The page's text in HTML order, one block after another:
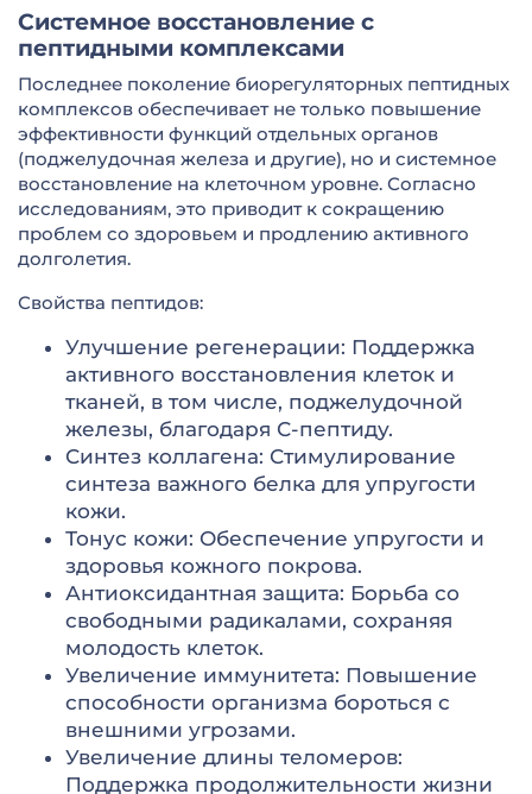
Системное восстановление с
пептидными комплексами
Последнее поколение биорегуляторных пептидных
комплексов обеспечивает не только повышение
эффективности функций отдельных органов
(поджелудочная железа и другие), но и системное
восстановление на клеточном уровне. Согласно
исследованиям, это приводит к сокращению
проблем со здоровьем и продлению активного
долголетия.
Свойства пептидов:
Улучшение регенерации: Поддержка
активного восстановления клеток и
тканей, в том числе, поджелудочной
железы, благодаря С-пептиду.
Синтез коллагена: Стимулирование
синтеза важного белка для упругости
кожи.
Тонус кожи: Обеспечение упругости и
здоровья кожного покрова.
Антиоксидантная защита: Борьба со
свободными радикалами, сохраняя
молодость клеток.
Увеличение иммунитета: Повышение
способности организма бороться с
внешними угрозами.
Увеличение длины теломеров:
Поддержка продолжительности жизни